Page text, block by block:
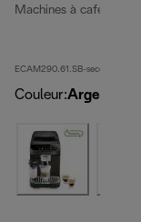
Machines à café
ECAM290.61.SB-second
Couleur:Argent